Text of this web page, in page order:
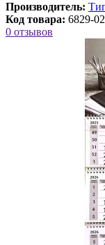
Производитель:
Код товара: 6829-02
0 отзывов